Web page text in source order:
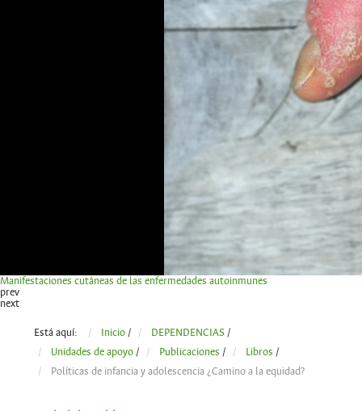
Manifestaciones cutáneas de las enfermedades autoinmunes
prev
next
Está aquí: Inicio/ DEPENDENCIAS/
Unidades de apoyo/ Publicaciones / Libros /
Políticas de infancia y adolescencia ¿Camino a la equidad?